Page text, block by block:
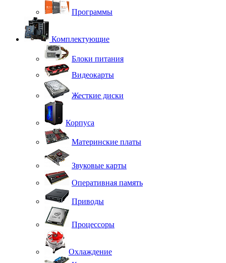
Программы
Комплектующие
Блоки питания
Видеокарты
Жесткие диски
Корпуса
Материнские платы
Звуковые карты
Оперативная память
Приводы
Процессоры
Охлаждение